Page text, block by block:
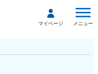
マイページ メニュー